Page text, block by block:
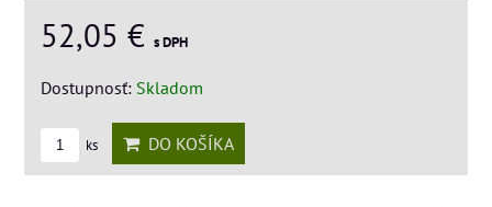
52,05 € s DPH
Dostupnosť: Skladom
ks DO KOŠÍKA